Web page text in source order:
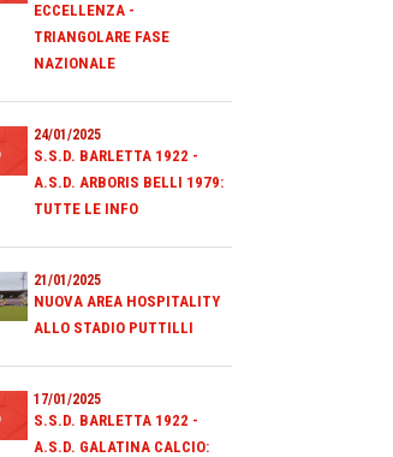
ECCELLENZA -
TRIANGOLARE FASE
NAZIONALE
24/01/2025
S.S.D. BARLETTA 1922 -
A.S.D. ARBORIS BELLI 1979:
TUTTE LE INFO
21/01/2025
NUOVA AREA HOSPITALITY
ALLO STADIO PUTTILLI
17/01/2025
S.S.D. BARLETTA 1922 -
A.S.D. GALATINA CALCIO: